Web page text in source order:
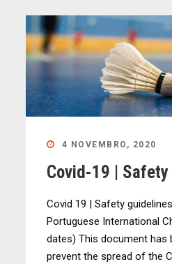
4 NOVEMBRO, 2020
Covid-19 |
Covid 19 | Safety
Portuguese International
dates) This document has
prevent the spread of the